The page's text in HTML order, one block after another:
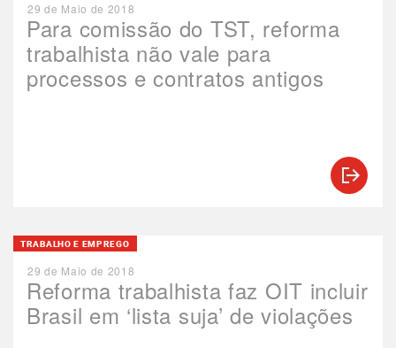
Para comissão do TST, reforma
trabalhista não vale para
processos e contratos antigos
29 de Maio de 2018
Reforma trabalhista faz OIT incluir
Brasil em ‘lista suja’ de violações
TRABALHO E EMPREGO
29 de Maio de 2018